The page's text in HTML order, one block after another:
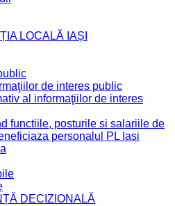
LOCALĂ IAȘI
de interes public
al informaţiilor de interes
functiile, posturile si salariile de
personalul PL Iasi
DECIZIONALĂ